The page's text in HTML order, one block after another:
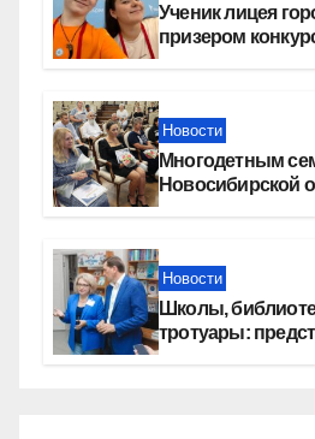
Ученик лицея
призером
Новости
Многодетным
Новосибирской
Новости
Школы,
тротуары: